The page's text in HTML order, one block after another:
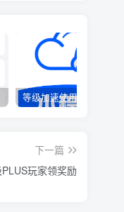
等级加速使用大全
下一篇
玩家领奖励